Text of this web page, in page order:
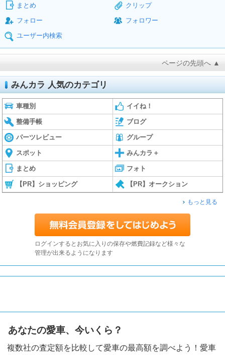
まとめ
クリップ
フォロー
フォロワー
ユーザー内検索
ページの先頭へ ▲
みんカラ 人気のカテゴリ
車種別 イイね！
整備手帳 ブログ
パーツレビュー グループ
スポット みんカラ＋
まとめ フォト
【PR】ショッピング 【PR】オークション
もっと見る
ログインするとお気に入りの保存や燃費記録など様々な
管理が出来るようになります
あなたの愛車、今いくら？
複数社の査定額を比較して愛車の最高額を調べよう！愛車